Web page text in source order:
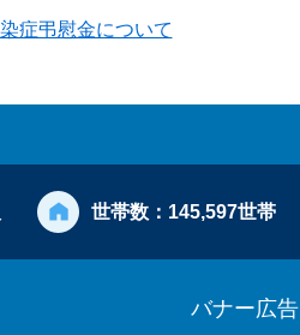
症弔慰金について
世帯数： 145,597世帯
バナー広告